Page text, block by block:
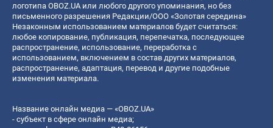
логотипа OBOZ.UA или любого другого упоминания, но без
письменного разрешения Редакции/ООО «Золотая середина»
Незаконным использованием материалов будет считаться:
любое копирование, публикация, перепечатка, последующее
распространение, использование, переработка с
использованием, включением в состав других материалов,
распространение, адаптация, перевод и другие подобные
изменения материала.
Название онлайн медиа — «OBOZ.UA»
- субъект в сфере онлайн медиа;